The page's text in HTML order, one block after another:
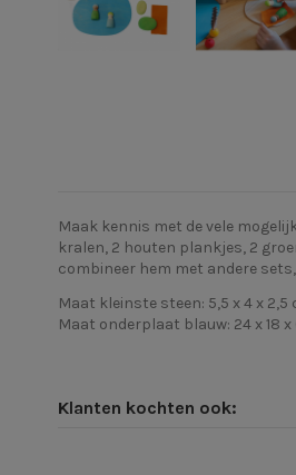
Maak kennis met de vele
kralen, 2 houten plankjes, 2
combineer hem met andere
Maat kleinste steen: 5,5 x 4 x 2,5
Maat onderplaat blauw: 24 x 18
Klanten kochten ook: